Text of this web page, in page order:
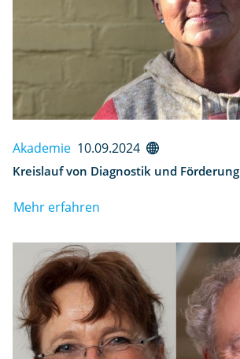
Akademie 10.09.2024
Kreislauf von Diagnostik und Förderung
Mehr erfahren